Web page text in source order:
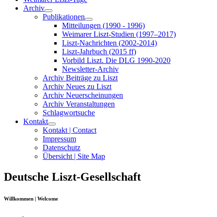
Archiv
Publikationen
Mitteilungen (1990 - 1996)
Weimarer Liszt-Studien (1997–2017)
Liszt-Nachrichten (2002-2014)
Liszt-Jahrbuch (2015 ff)
Vorbild Liszt. Die DLG 1990-2020
Newsletter-Archiv
Archiv Beiträge zu Liszt
Archiv Neues zu Liszt
Archiv Neuerscheinungen
Archiv Veranstaltungen
Schlagwortsuche
Kontakt
Kontakt | Contact
Impressum
Datenschutz
Übersicht | Site Map
Deutsche Liszt-Gesellschaft
Willkommen | Welcome